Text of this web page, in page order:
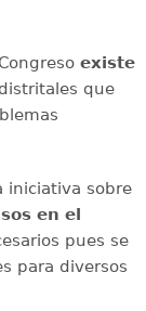
existe
que
iniciativa sobre
en el
pues se
para diversos